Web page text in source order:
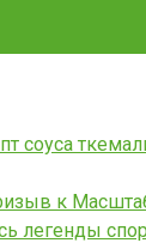
соуса
к
легенды